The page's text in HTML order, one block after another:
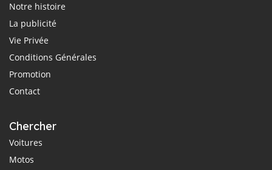
Notre histoire
La publicité
Vie Privée
Conditions Générales
Promotion
Contact
Chercher
Voitures
Motos